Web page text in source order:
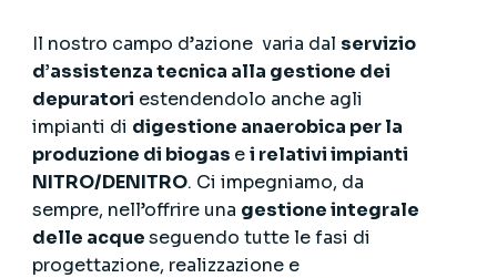
Il nostro campo d’azione varia dal servizio
d’assistenza tecnica alla gestione dei
depuratori estendendolo anche agli
impianti di digestione anaerobica per la
produzione di biogas ei relativi impianti
NITRO/DENITRO. Ci impegniamo, da
sempre, nell’offrire una gestione integrale
delle acqueseguendo tutte le fasi di
progettazione, realizzazione e